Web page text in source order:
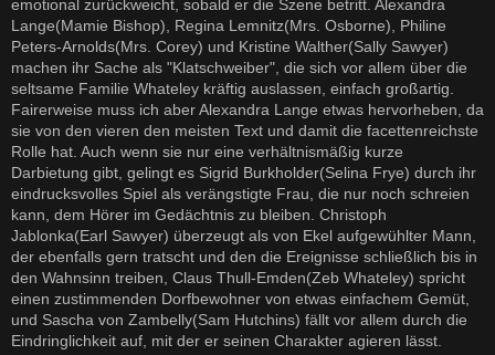
emotional zurückweicht, sobald er die Szene betritt. Alexandra
Lange(Mamie Bishop), Regina Lemnitz(Mrs. Osborne), Philine
Peters-Arnolds(Mrs. Corey) und Kristine Walther(Sally Sawyer)
machen ihr Sache als "Klatschweiber", die sich vor allem über die
seltsame Familie Whateley kräftig auslassen, einfach großartig.
Fairerweise muss ich aber Alexandra Lange etwas hervorheben, da
sie von den vieren den meisten Text und damit die facettenreichste
Rolle hat. Auch wenn sie nur eine verhältnismäßig kurze
Darbietung gibt, gelingt es Sigrid Burkholder(Selina Frye) durch ihr
eindrucksvolles Spiel als verängstigte Frau, die nur noch schreien
kann, dem Hörer im Gedächtnis zu bleiben. Christoph
Jablonka(Earl Sawyer) überzeugt als von Ekel aufgewühlter Mann,
der ebenfalls gern tratscht und den die Ereignisse schließlich bis in
den Wahnsinn treiben, Claus Thull-Emden(Zeb Whateley) spricht
einen zustimmenden Dorfbewohner von etwas einfachem Gemüt,
und Sascha von Zambelly(Sam Hutchins) fällt vor allem durch die
Eindringlichkeit auf, mit der er seinen Charakter agieren lässt.